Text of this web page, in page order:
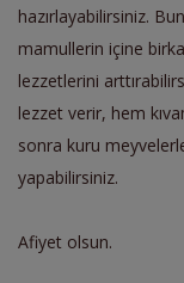
hazırlayabilirsiniz.
mamullerin içine
lezzetlerini
lezzet verir, hem
sonra kuru
yapabilirsiniz.
Afiyet olsun.